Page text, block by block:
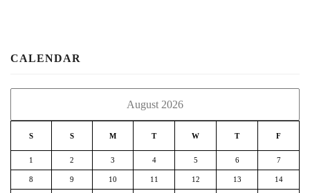
CALENDAR
August 2026
S S M T W T F
1 2 3 4 5 6 7
8 9 10 11 12 13 14